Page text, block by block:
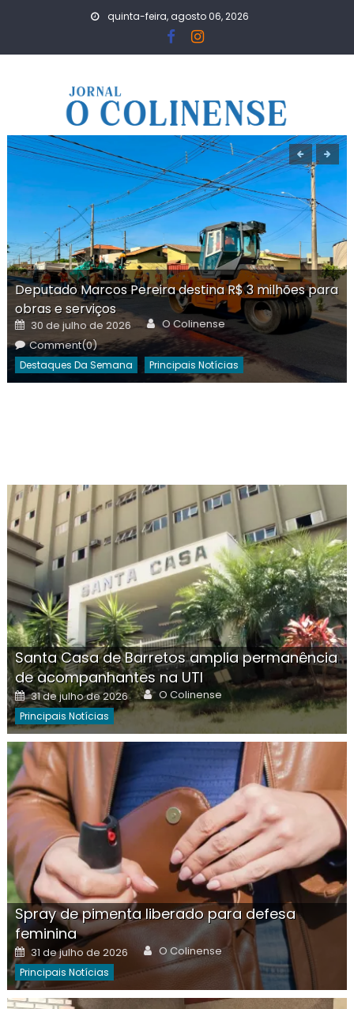
quinta-feira, agosto 06, 2026
Deputado Marcos Pereira destina R$ 3 milhões para
obras e serviços
Posted
on
30 de julho de 2026 Author
O Colinense
Comment(0)
Destaques Da Semana Principais Notícias
Santa Casa de Barretos amplia permanência
de acompanhantes na UTI
Posted
on
31 de julho de 2026 Author
O Colinense
Principais Notícias
Spray de pimenta liberado para defesa
feminina
Posted
on
31 de julho de 2026 Author
O Colinense
Principais Notícias